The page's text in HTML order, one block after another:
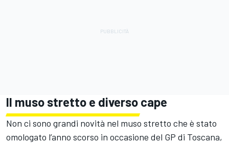
Il muso stretto e diverso cape
Non ci sono grandi novità nel muso stretto che è stato
omologato l’anno scorso in occasione del GP di Toscana,